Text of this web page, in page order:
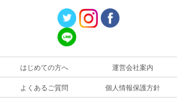
はじめての方へ 運営会社案内
よくあるご質問 個人情報保護方針